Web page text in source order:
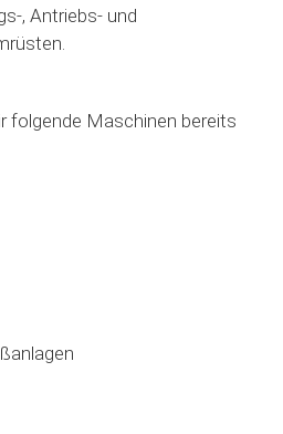
, Antriebs- und
folgende Maschinen bereits